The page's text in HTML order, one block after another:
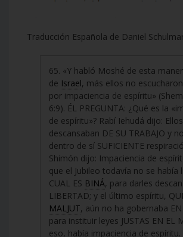
Traducción Española de Daniel
65. «Y habló Moshé de esta
de Israel, más ellos no
por impaciencia de espíritu»
6:9). ÉL PREGUNTA: ¿Qué es la
de espíritu»? Rabí Iehudá dijo:
descansaban DE SU TRABAJO y
dentro de sí SUFICIENTE
Shimón dijo: Impaciencia de
que el Jubileo todavía no se había
CUAL ES BINÁ, para darles
LIBERTAD; y el último espíritu,
MALJUT, aún no ha gobernaba
para instituir leyes JUSTAS EN EL
eso, había impaciencia de espíritu.